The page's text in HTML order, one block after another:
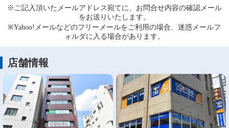
※ご記入頂いたメールアドレス宛てに、お問合せ内容の確認メール
をお送りいたします。
※Yahoo!メールなどのフリーメールをご利用の場合、迷惑メールフ
ォルダに入る場合があります。
店舗情報